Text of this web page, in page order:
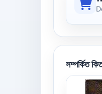
সম্পর্কিত